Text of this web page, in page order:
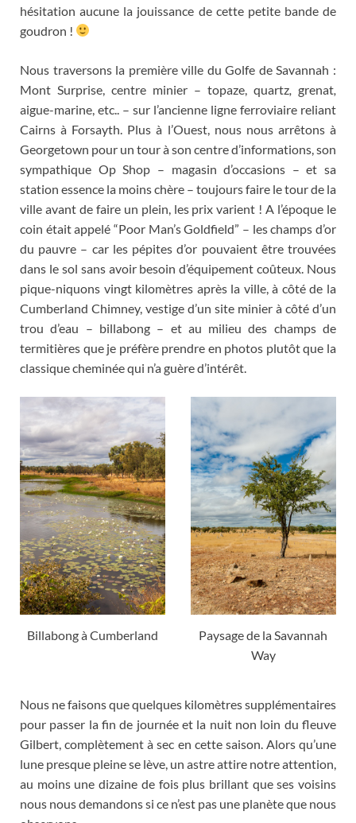
hésitation aucune la jouissance de cette petite bande de
goudron !
Nous traversons la première ville du Golfe de Savannah :
Mont Surprise, centre minier – topaze, quartz, grenat,
aigue-marine, etc.. – sur l’ancienne ligne ferroviaire reliant
Cairns à Forsayth. Plus à l’Ouest, nous nous arrêtons à
Georgetown pour un tour à son centre d’informations,son
sympathique Op Shop – magasin d’occasions – et sa
station essence la moins chère – toujours faire le tour de la
ville avant de faire un plein, les prix varient !A l’époque le
coin était appelé “Poor Man’s Goldfield” – les champs d’or
du pauvre – car les pépites d’or pouvaient être trouvées
dans le sol sans avoir besoin d’équipement coûteux. Nous
pique-niquons vingt kilomètres après la ville,à côté de la
Cumberland Chimney, vestige d’un site minier à côté d’un
trou d’eau – billabong – et au milieu des champs de
termitières que je préfère prendre en photos plutôt que la
classique cheminée qui n’a guère d’intérêt.
Billabong à Cumberland
Paysage de la Savannah
Way
Nous ne faisons que quelques kilomètres supplémentaires
pour passer la fin de journée et la nuit non loin du fleuve
Gilbert,complètement à sec en cette saison. Alors qu’une
lune presque pleine se lève, un astre attire notre attention,
au moins une dizaine de fois plus brillant que ses voisins
nous nous demandons si ce n’est pas une planète que nous